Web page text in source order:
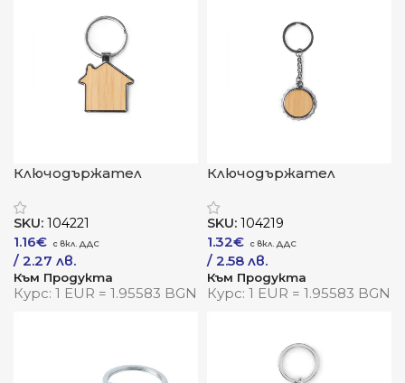
Ключодържател
символ на дом с
природна душа
SKU: 104221
1.16€
/ 2.27 лв.
Към Продукта
Курс: 1 EUR = 1.95583 BGN
Ключодържател
елегантност с
индустриален акцент
SKU: 104219
1.32€
/ 2.58 лв.
Към Продукта
Курс: 1 EUR = 1.95583 BGN